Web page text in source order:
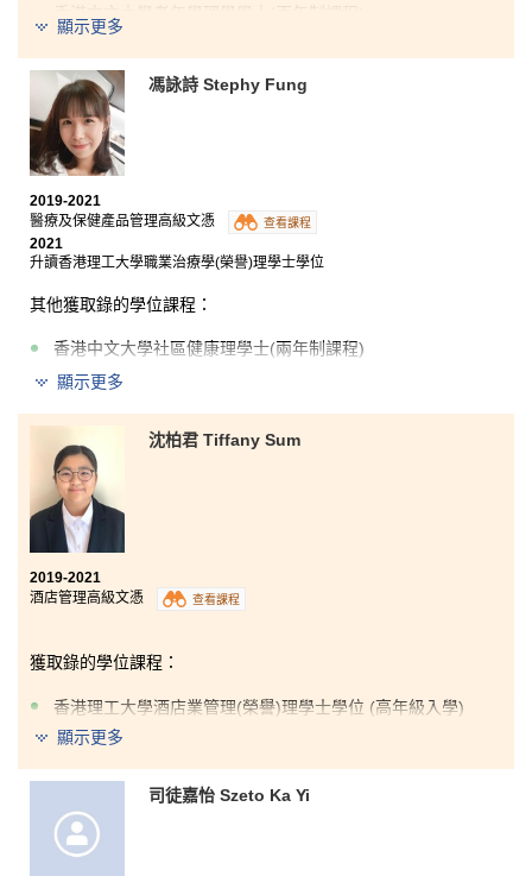
有些人認為高級文憑非專業資歷，對我而言，我非常慶
幸能入讀醫療及保健產品管理高級文憑課程，書院給予
我另一升讀大學的途徑及讓我認清自己的目標。在這兩
年的課程中，我學習到不同範疇的知識，例如解剖與生
理學及藥理學等等，讓我在大學選科時有更多的選擇。
此外，書院的講師和我們亦師亦友，他們不單能解答我
謝他們這兩年來的耐心教導。
顯示更多
馮詠詩 Stephy Fung
2019-2021
醫療及保健產品管理高級文憑
查看課程
2021
升讀香港理工大學職業治療學(榮譽)理學士學位
其他獲取錄的學位課程：
香港中文大學社區健康理學士(兩年制課程)
香港中文大學護理學學士
東華學院健康科學學士(榮譽) – 主修護理學(高年級入學)
兩年前，因為成績未如理想未能直升大學。因此我選擇
入讀書院的醫療及保健產品管理高級文憑課程。這個課
程讓我接觸了不同醫療專業領域的知識，例如生理學、
藥物製劑學等，使我獲益良多。講師們很樂意幫助同
學，列舉不同的例子，深入淺出，讓我們更容易明白課
程內容。
另外，書院的講師都非常友善和有耐心，不但教學認
供不少意見。我衷心感謝他們一路上的支持和鼓勵，以
及過去兩年無私的栽培。
顯示更多
沈柏君 Tiffany Sum
2019-2021
酒店管理高級文憑
查看課程
獲取錄的學位課程：
香港理工大學酒店業管理(榮譽)理學士學位 (高年級入學)
酒店管理的專業知識。除了學科理論，我還學到很多酒
店行業的有趣知識。雖然因疫情影響，大部分的學習時
間都是網絡授課，但我亦有機會與同學合作，這些經驗
使我獲益良多。感謝老師給予我意見及支持，使我能找
到未來方向。
顯示更多
司徒嘉怡 Szeto Ka Yi